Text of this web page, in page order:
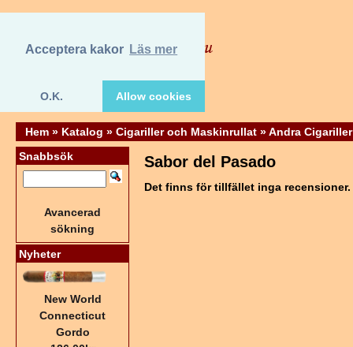
Acceptera kakor Läs mer
O.K. Allow cookies
Hem » Katalog » Cigariller och Maskinrullat »Andra Cigariller
Sabor del Pasado
Det finns för tillfället inga recensioner.
Snabbsök
Avancerad
sökning
Nyheter
New World
Connecticut
Gordo